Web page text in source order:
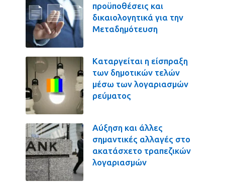
προϋποθέσεις και
δικαιολογητικά για την
Μεταδημότευση
Καταργείται η είσπραξη
των δημοτικών τελών
μέσω των λογαριασμών
ρεύματος
Αύξηση και άλλες
σημαντικές αλλαγές στο
ακατάσχετο τραπεζικών
λογαριασμών